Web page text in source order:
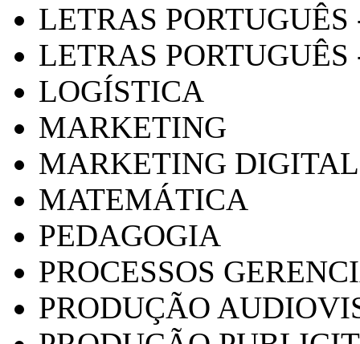
LETRAS
LETRAS PORTUGUÊS
LOGÍSTICA
MARKETING
MARKETING DIGITAL
MATEMÁTICA
PEDAGOGIA
PROCESSOS
PRODUÇÃO